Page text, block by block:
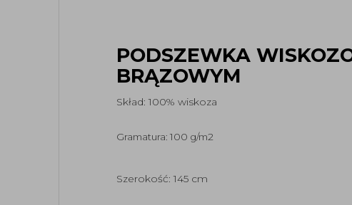
PODSZEWKA
BRĄZOWYM
Skład: 100% wiskoza
Gramatura: 100 g/m2
Szerokość: 145 cm